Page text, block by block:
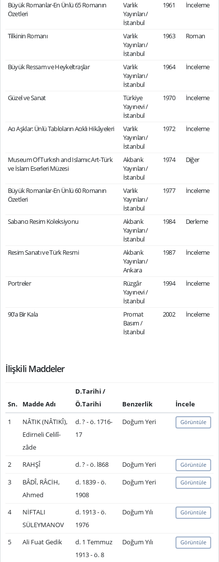
Büyük Romanlar-En Ünlü 65 Romanın
Özetleri
Varlık
Yayınları /
İstanbul
1961 İnceleme
Tilkinin Romanı
Varlık
Yayınları /
İstanbul
1963 Roman
Büyük Ressam ve Heykeltraşlar
Varlık
Yayınları /
İstanbul
1964 İnceleme
Güzel ve Sanat
Türkiye
Yayınevi /
İstanbul
1970 İnceleme
Acı Aşklar: Ünlü Tabloların Acıklı Hikâyeleri
Varlık
Yayınları /
İstanbul
1972 İnceleme
Museum Of Turkısh and Islamıc Art-Türk
ve İslam Eserleri Müzesi
Akbank
Yayınları /
İstanbul
1974 Diğer
Büyük Romanlar-En Ünlü 60 Romanın
Özetleri
Varlık
Yayınları /
İstanbul
1977 İnceleme
Sabancı Resim Koleksiyonu
Akbank
Yayınları /
İstanbul
1984 Derleme
Resim Sanatı ve Türk Resmi
Akbank
Yayınları /
Ankara
1987 İnceleme
Portreler
Rüzgâr
Yayınevi /
İstanbul
1994 İnceleme
90’a Bir Kala
Promat
Basım /
İstanbul
2002 İnceleme
İlişkili Maddeler
Sn. Madde Adı
D.Tarihi /
Ö.Tarihi
Benzerlik
İncele
1
NÂTIK (NÂTIKÎ),
Edirneli Celilî-
zâde
d. ? - ö. 1716-
17
Doğum Yeri Görüntüle
2 RAHŞÎ d. ? - ö. l868 Doğum Yeri Görüntüle
3
BÂDÎ, RÂCİH,
Ahmed
d. 1839 - ö.
1908
Doğum Yeri Görüntüle
4
NİFTALI
SÜLEYMANOV
d. 1913 - ö.
1976
Doğum Yılı Görüntüle
5 Ali Fuat Gedik
d. 1 Temmuz
1913 - ö. 8
Doğum Yılı Görüntüle